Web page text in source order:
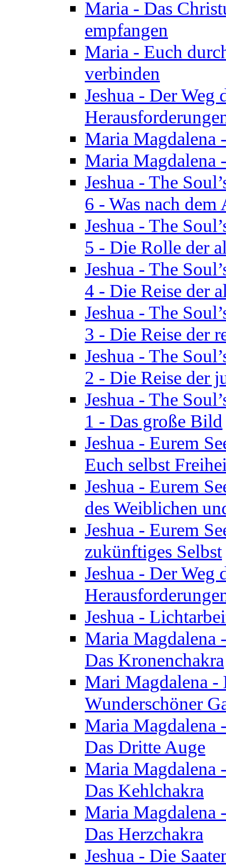
Maria - Das
empfangen
Maria - Euch
verbinden
Jeshua - Der Weg
Maria Magdalena
Maria Magdalena
Jeshua - The
6 - Was nach
Jeshua - The
5 - Die Rolle der
Jeshua - The
4 - Die Reise der
Jeshua - The
3 - Die Reise der
Jeshua - The
2 - Die Reise der
Jeshua - The
1 - Das große Bild
Jeshua - Eurem
Euch selbst
Jeshua - Eurem
des Weiblichen
Jeshua - Eurem
zukünftiges Selbst
Jeshua - Der Weg
Jeshua -
Maria Magdalena
Das Kronenchakra
Mari Magdalena -
Wunderschöner
Maria Magdalena
Das Dritte Auge
Maria Magdalena
Das Kehlchakra
Maria Magdalena
Das Herzchakra
Jeshua - Die